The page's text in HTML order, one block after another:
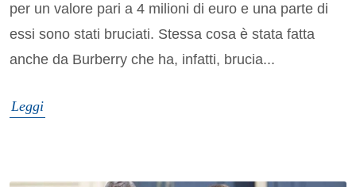
per un valore pari a 4 milioni di euro e una parte di
essi sono stati bruciati. Stessa cosa è stata fatta
anche da Burberry che ha, infatti, brucia...
Leggi